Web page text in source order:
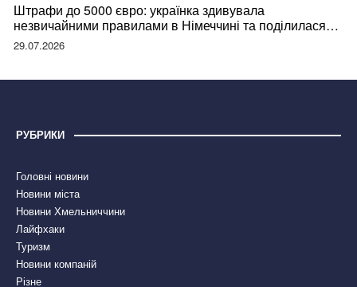
Штрафи до 5000 євро: українка здивувала
незвичайними правилами в Німеччині та поділилася
правдою
29.07.2026
РУБРИКИ
Головні новини
Новини міста
Новини Хмельниччини
Лайфхаки
Туризм
Новини компаній
Різне